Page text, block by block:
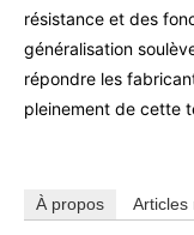
résistance et des
généralisation
répondre les
pleinement de cette
À propos Articles